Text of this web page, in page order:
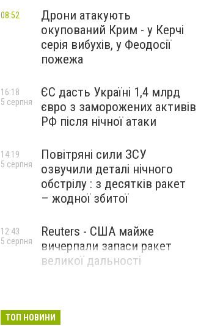
Дрони атакують
окупований Крим - у Керчі
серія вибухів, у Феодосії
пожежа
08:52
ЄС дасть Україні 1,4 млрд
євро з заморожених активів
РФ після нічної атаки
16:18
5 серпня
Повітряні сили ЗСУ
озвучили деталі нічного
обстрілу : з десятків ракет
– жодної збитої
14:19
5 серпня
Reuters - США майже
вичерпали запаси ракет
великої дальності
12:43
5 серпня
ТОП НОВИНИ